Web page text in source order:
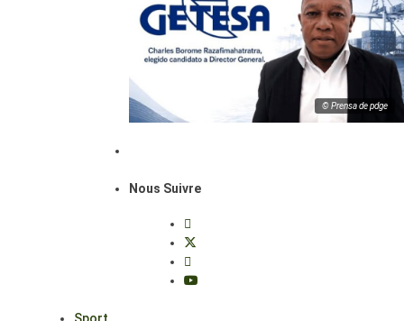
© Prensa de pdge
Nous Suivre